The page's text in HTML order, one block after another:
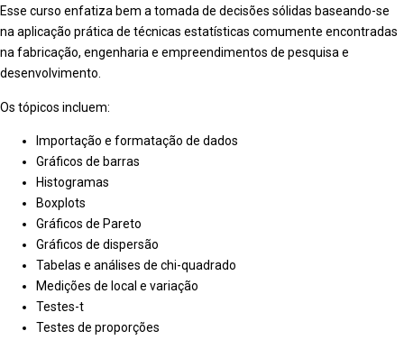
Esse curso enfatiza bem a tomada de decisões sólidas baseando-se
na aplicação prática de técnicas estatísticas comumente encontradas
na fabricação, engenharia e empreendimentos de pesquisa e
desenvolvimento.
Os tópicos incluem:
Importação e formatação de dados
Gráficos de barras
Histogramas
Boxplots
Gráficos de Pareto
Gráficos de dispersão
Tabelas e análises de chi-quadrado
Medições de local e variação
Testes-t
Testes de proporções